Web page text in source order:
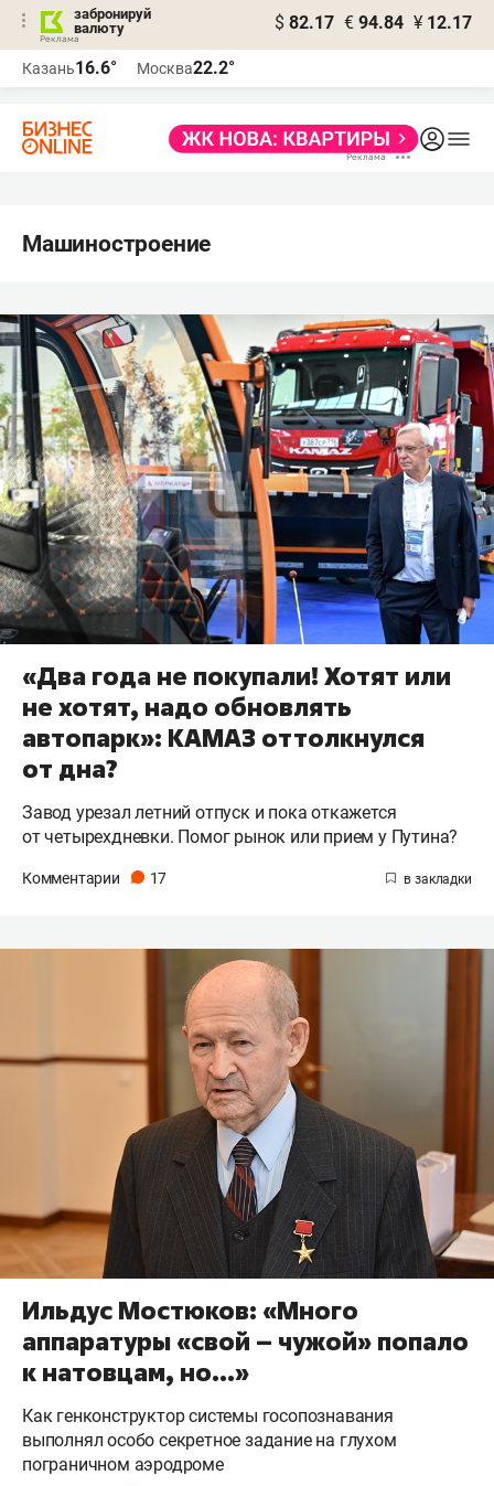
забронируй
валюту
$ 82.17 € 94.84 ¥ 12.17
Казань16.6° Москва22.2°
Машиностроение
«Два года не покупали! Хотят или
не хотят, надо обновлять
автопарк»: КАМАЗ оттолкнулся
от дна?
Завод урезал летний отпуск и пока откажется
от четырехдневки. Помог рынок или прием у Путина?
Комментарии 17
Ильдус Мостюков: «Много
аппаратуры «свой – чужой» попало
к натовцам, но…»
Как генконструктор системы госопознавания
выполнял особо секретное задание на глухом
пограничном аэродроме